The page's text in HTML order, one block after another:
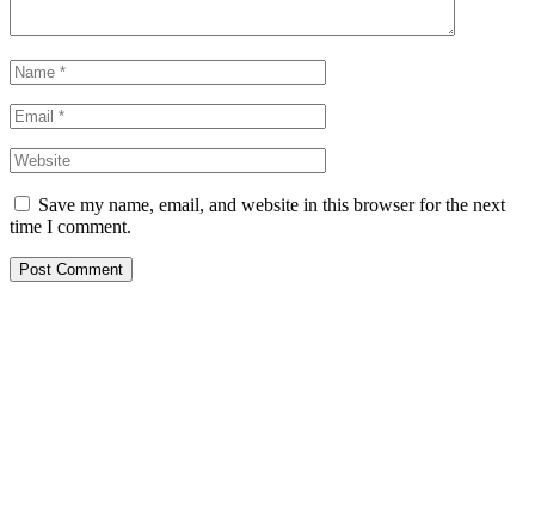
Save my name, email, and website in this browser for the next
time I comment.